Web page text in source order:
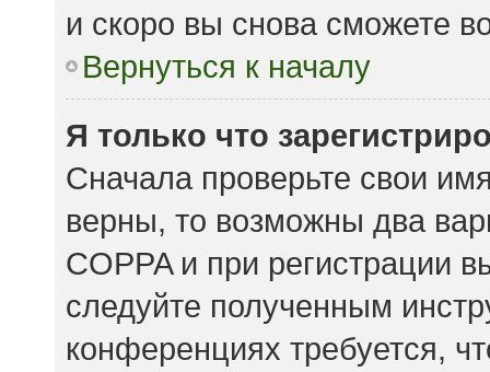
и скоро вы снова сможете
Вернуться к началу
Я только что
Сначала проверьте свои
верны, то возможны два
COPPA и при регистрации
следуйте полученным
конференциях требуется,